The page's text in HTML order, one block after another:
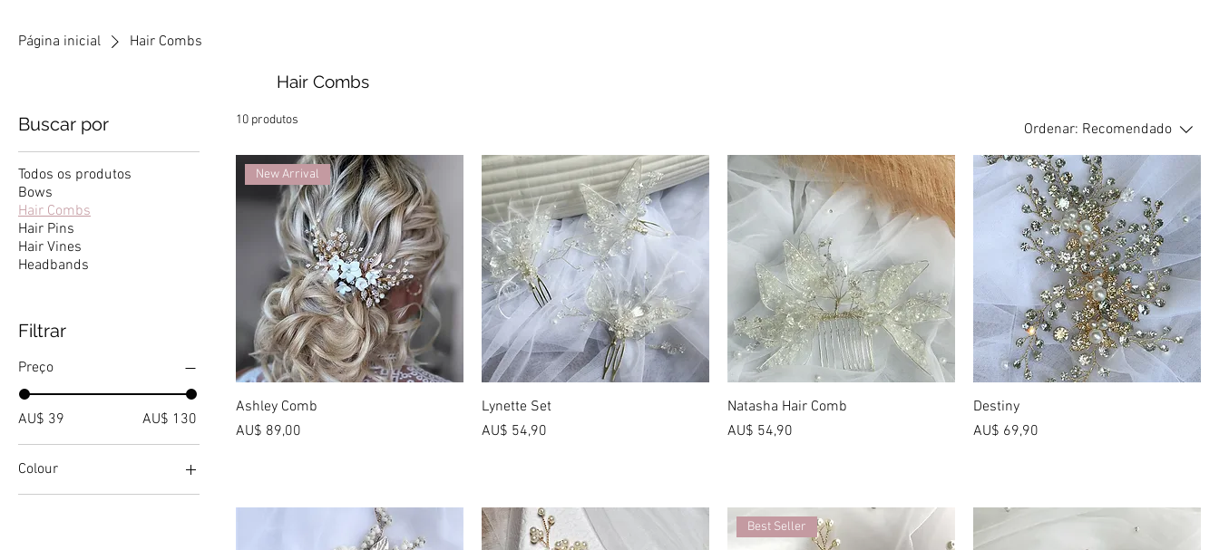
Página inicial Hair Combs
Hair Combs
Buscar por
Todos os produtos
Bows
Hair Combs
Hair Pins
Hair Vines
Headbands
Filtrar
Preço
AU$ 39 AU$ 130
Colour
10 produtos
Ordenar: Recomendado
New Arrival
Ashley Comb
Preço
AU$ 89,00
Lynette Set
Preço
AU$ 54,90
Natasha Hair Comb
Preço
AU$ 54,90
Destiny
Preço
AU$ 69,90
Best Seller